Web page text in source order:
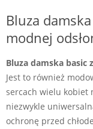
Bluza
modnej
Bluza damska basic
Jest to również
sercach wielu kobiet
niezwykle
ochronę przed